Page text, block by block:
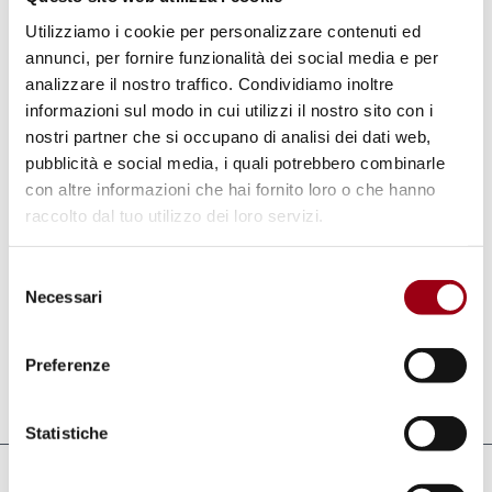
Utilizziamo i cookie per personalizzare contenuti ed
annunci, per fornire funzionalità dei social media e per
analizzare il nostro traffico. Condividiamo inoltre
informazioni sul modo in cui utilizzi il nostro sito con i
nostri partner che si occupano di analisi dei dati web,
pubblicità e social media, i quali potrebbero combinarle
con altre informazioni che hai fornito loro o che hanno
raccolto dal tuo utilizzo dei loro servizi.
delNecessari
Preferenze
Statistiche
una somma pari al premio percepito. Tale
progetto deve prevedere azioni concrete volte
a favorire l’integrazione ed eliminare la
discriminazione etnica.
Lecandidaturedevono essere inviate entro il
1° dicembre 2014al Centro UNESCO di Torino.
Per ulteriori informazioni si rimanda al link nel